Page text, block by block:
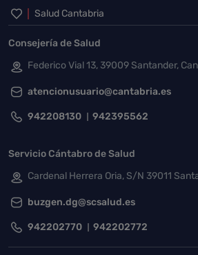
Inicio del pie de
Salud Cantabria
Consejería de Salud
Federico Vial 13, 39009 Santander,
atencionusuario@cantabria.es
942208130 942395562
Servicio Cántabro de Salud
Cardenal Herrera Oria, S/N 39011
buzgen.dg@scsalud.es
942202770 942202772